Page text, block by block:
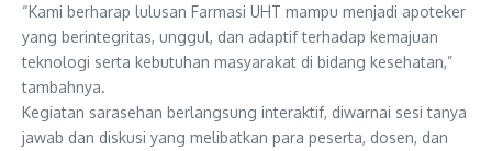
“Kami berharap lulusan Farmasi UHT mampu menjadi apoteker
yang berintegritas, unggul, dan adaptif terhadap kemajuan
teknologi serta kebutuhan masyarakat di bidang kesehatan,”
tambahnya.
Kegiatan sarasehan berlangsung interaktif, diwarnai sesi tanya
jawab dan diskusi yang melibatkan para peserta, dosen, dan